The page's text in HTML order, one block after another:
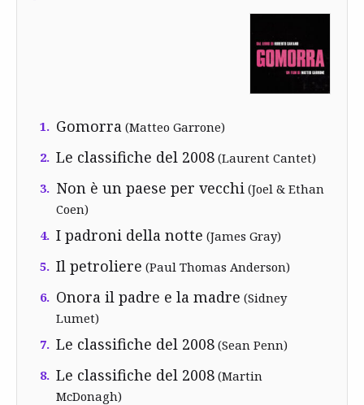
1. Gomorra (Matteo Garrone)
2. Le classifiche del 2008 (Laurent Cantet)
3. Non è un paese per vecchi (Joel & Ethan
Coen)
4. I padroni della notte (James Gray)
5. Il petroliere (Paul Thomas Anderson)
6. Onora il padre e la madre (Sidney
Lumet)
7. Le classifiche del 2008 (Sean Penn)
8. Le classifiche del 2008 (Martin
McDonagh)